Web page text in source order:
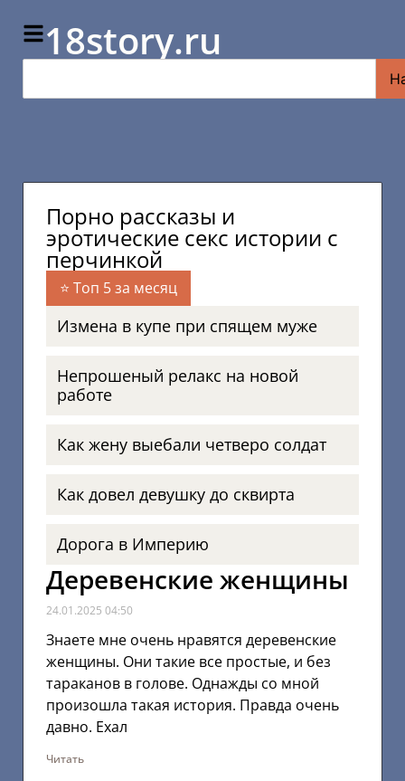
18story.ru
Порно рассказы и
эротические секс истории с
перчинкой
Топ 5 за месяц
Измена в купе при спящем муже
Непрошеный релакс на новой
работе
Как жену выебали четверо солдат
Как довел девушку до сквирта
Дорога в Империю
Деревенские женщины
24.01.2025 04:50
Знаете мне очень нравятся деревенские
женщины. Они такие все простые, и без
тараканов в голове. Однажды со мной
произошла такая история. Правда очень
давно. Ехал
Читать